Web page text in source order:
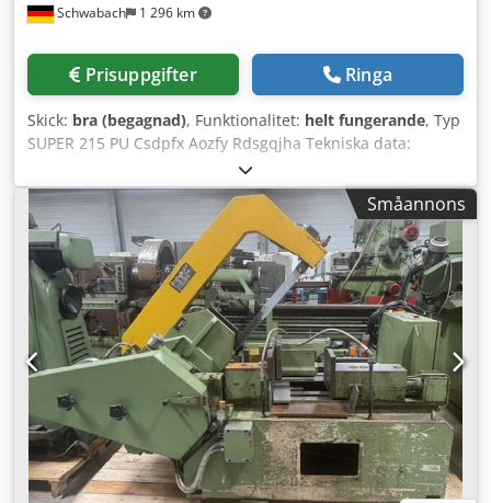
Schwabach 1 296 km
Prisuppgifter Ringa
Skick: bra (begagnad), Funktionalitet: helt fungerande, Typ
SUPER 215 PU Csdpfx Aozfy Rdsgqjha Tekniska data:
Kapområde Rund 215 mm Platt 210 x 180 mm 4
hastigheter Bladlängd 350 x 30 x 2 mm
Småannons